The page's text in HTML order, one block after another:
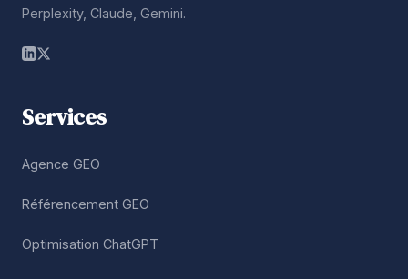
Perplexity, Claude, Gemini.
Services
Agence GEO
Référencement GEO
Optimisation ChatGPT